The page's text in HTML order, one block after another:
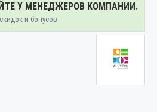
У МЕНЕДЖЕРОВ КОМПАНИИ.
и бонусов